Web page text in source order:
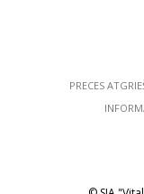
PRECES